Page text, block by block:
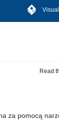
Read
za pomocą